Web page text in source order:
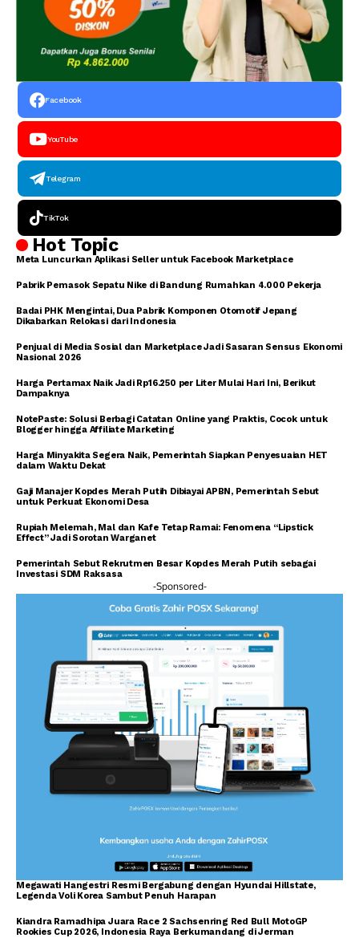
Facebook
YouTube
Telegram
TikTok
Hot Topic
Meta Luncurkan Aplikasi Seller untuk Facebook Marketplace
Pabrik Pemasok Sepatu Nike di Bandung Rumahkan 4.000 Pekerja
Badai PHK Mengintai, Dua Pabrik Komponen Otomotif Jepang
Dikabarkan Relokasi dari Indonesia
Penjual di Media Sosial dan Marketplace Jadi Sasaran Sensus Ekonomi
Nasional 2026
Harga Pertamax Naik Jadi Rp16.250 per Liter Mulai Hari Ini, Berikut
Dampaknya
NotePaste: Solusi Berbagi Catatan Online yang Praktis, Cocok untuk
Blogger hingga Affiliate Marketing
Harga Minyakita Segera Naik, Pemerintah Siapkan Penyesuaian HET
dalam Waktu Dekat
Gaji Manajer Kopdes Merah Putih Dibiayai APBN, Pemerintah Sebut
untuk Perkuat Ekonomi Desa
Rupiah Melemah, Mal dan Kafe Tetap Ramai: Fenomena “Lipstick
Effect” Jadi Sorotan Warganet
Pemerintah Sebut Rekrutmen Besar Kopdes Merah Putih sebagai
Investasi SDM Raksasa
-Sponsored-
Megawati Hangestri Resmi Bergabung dengan Hyundai Hillstate,
Legenda Voli Korea Sambut Penuh Harapan
Kiandra Ramadhipa Juara Race 2 Sachsenring Red Bull MotoGP
Rookies Cup 2026, Indonesia Raya Berkumandang di Jerman